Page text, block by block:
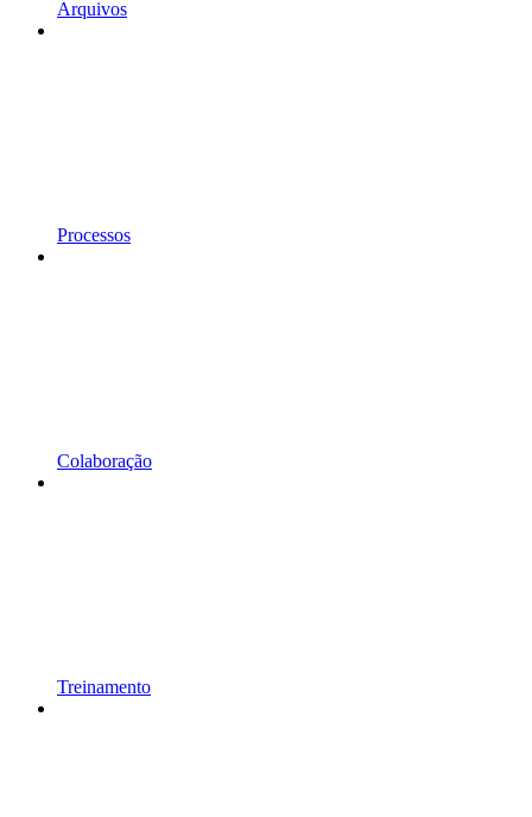
Arquivos
Processos
Colaboração
Treinamento